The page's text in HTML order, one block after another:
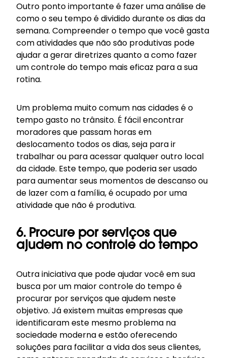
Outro ponto importante é fazer uma análise de
como o seu tempo é dividido durante os dias da
semana. Compreender o tempo que você gasta
com atividades que não são produtivas pode
ajudar a gerar diretrizes quanto a como fazer
um controle do tempo mais eficaz para a sua
rotina.
Um problema muito comum nas cidades é o
tempo gasto no trânsito. É fácil encontrar
moradores que passam horas em
deslocamento todos os dias, seja para ir
trabalhar ou para acessar qualquer outro local
da cidade. Este tempo, que poderia ser usado
para aumentar seus momentos de descanso ou
de lazer com a família, é ocupado por uma
atividade que não é produtiva.
6. Procure por serviços que
ajudem no controle do tempo
Outra iniciativa que pode ajudar você em sua
busca por um maior controle do tempo é
procurar por serviços que ajudem neste
objetivo. Já existem muitas empresas que
identificaram este mesmo problema na
sociedade moderna e estão oferecendo
soluções para facilitar a vida dos seus clientes,